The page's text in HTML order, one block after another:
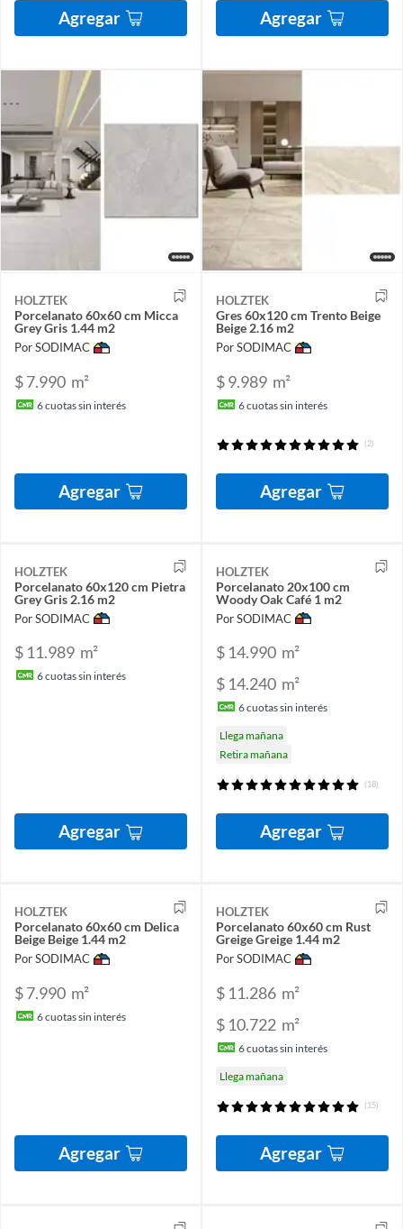
Agregar Agregar
HOLZTEK
Porcelanato 60x60 cm Micca
Grey Gris 1.44 m2
Por SODIMAC
$ 7.990 m²
6cuotas sin interés
Agregar
HOLZTEK
Gres 60x120 cm Trento Beige
Beige 2.16 m2
Por SODIMAC
$ 9.989 m²
6cuotas sin interés
(2)
Agregar
HOLZTEK
Porcelanato 60x120 cm Pietra
Grey Gris 2.16 m2
Por SODIMAC
$ 11.989 m²
6cuotas sin interés
Agregar
HOLZTEK
Porcelanato 20x100 cm
Woody Oak Café 1 m2
Por SODIMAC
$ 14.990 m²
$ 14.240 m²
6cuotas sin interés
Llega mañana
Retira mañana
(18)
Agregar
HOLZTEK
Porcelanato 60x60 cm Delica
Beige Beige 1.44 m2
Por SODIMAC
$ 7.990 m²
6cuotas sin interés
Agregar
HOLZTEK
Porcelanato 60x60 cm Rust
Greige Greige 1.44 m2
Por SODIMAC
$ 11.286 m²
$ 10.722 m²
6cuotas sin interés
Llega mañana
(15)
Agregar